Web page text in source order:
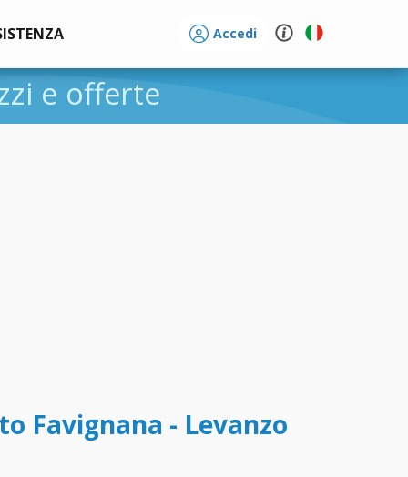
Accedi
e offerte
Favignana - Levanzo